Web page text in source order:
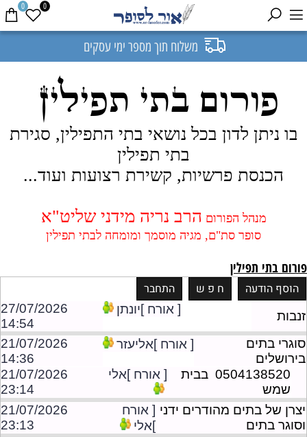
משלוח תוך מספר ימי עסקים
0 0
פורום בתי תפילין
בו ניתן לדון בכל נושאי בתי התפילין, סגירת
בתי תפילין
הכנסת פרשיות, קשירת רצועות ועוד...
מנהל הפורום הרב נריה מידני שליט"א
סופר סת"ם, מגיה מוסמך ומומחה לבתי תפילין
פורום בתי תפילין
זנבות [ אורח ]יונתן
27/07/2026
14:54
סוגרי בתים
בירושלים
[ אורח ]אליעזר
21/07/2026
14:36
0504138520 בבית
שמש
[ אורח ]אלי
21/07/2026
23:14
יצרן של בתים מהודרים ידני
וסוגר בתים
[ אורח
]אלי
21/07/2026
23:13